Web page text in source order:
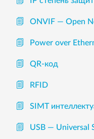
ONVIF — Open
Power over
QR-код
RFID
SIMT
USB — Universal